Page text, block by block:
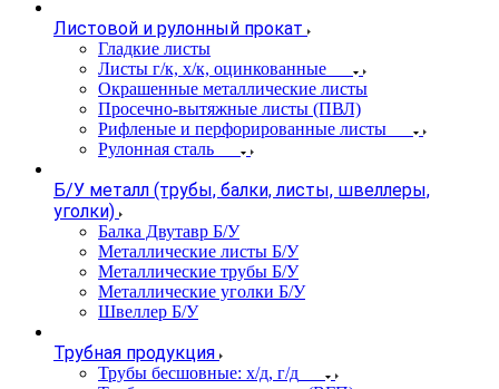
Листовой и рулонный прокат
Гладкие листы
Листы г/к, х/к, оцинкованные
Окрашенные металлические листы
Просечно-вытяжные листы (ПВЛ)
Рифленые и перфорированные листы
Рулонная сталь
Б/У металл (трубы, балки, листы, швеллеры,
уголки)
Балка Двутавр Б/У
Металлические листы Б/У
Металлические трубы Б/У
Металлические уголки Б/У
Швеллер Б/У
Трубная продукция
Трубы бесшовные: х/д, г/д